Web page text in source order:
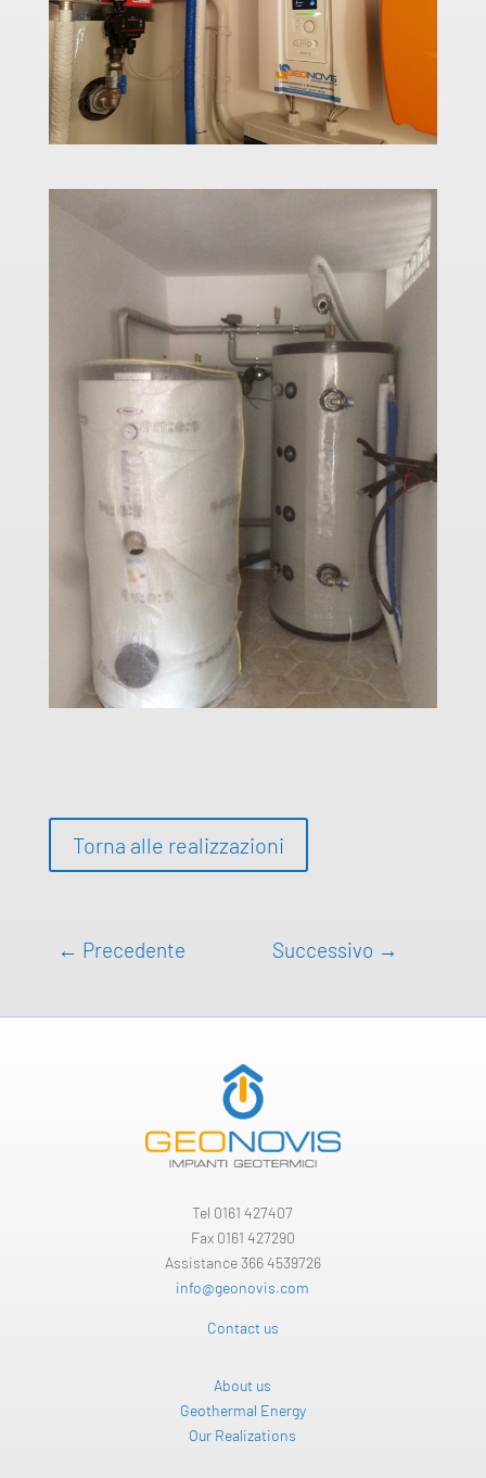
Torna alle realizzazioni
← Precedente Successivo →
Tel 0161 427407
Fax 0161 427290
Assistance 366 4539726
info@geonovis.com
Contact us
About us
Geothermal Energy
Our Realizations